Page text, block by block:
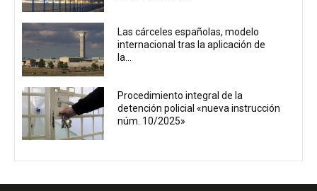
Las cárceles españolas, modelo
internacional tras la aplicación de
la...
Procedimiento integral de la
detención policial «nueva instrucción
núm. 10/2025»